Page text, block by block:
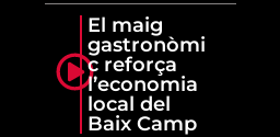
El maig
gastronòmi
c reforça
l’economia
local del
Baix Camp